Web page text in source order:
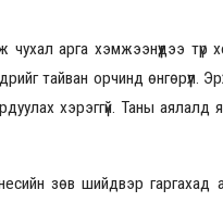
чухал арга хэмжээнүүдээ
тайван орчинд өнгөрүүл.
хэрэггүй. Таны
зөв шийдвэр